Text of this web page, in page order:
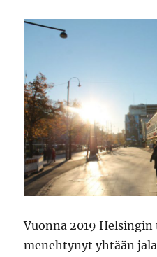
Vuonna 2019
menehtynyt yhtään